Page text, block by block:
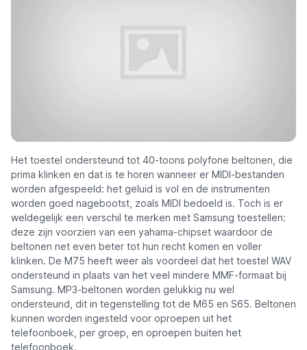
Het toestel ondersteund tot 40-toons polyfone beltonen, die
prima klinken en dat is te horen wanneer er MIDI-bestanden
worden afgespeeld: het geluid is vol en de instrumenten
worden goed nagebootst, zoals MIDI bedoeld is. Toch is er
weldegelijk een verschil te merken met Samsung toestellen:
deze zijn voorzien van een yahama-chipset waardoor de
beltonen net even beter tot hun recht komen en voller
klinken. De M75 heeft weer als voordeel dat het toestel WAV
ondersteund in plaats van het veel mindere MMF-formaat bij
Samsung. MP3-beltonen worden gelukkig nu wel
ondersteund, dit in tegenstelling tot de M65 en S65. Beltonen
kunnen worden ingesteld voor oproepen uit het
telefoonboek, per groep, en oproepen buiten het
telefoonboek.